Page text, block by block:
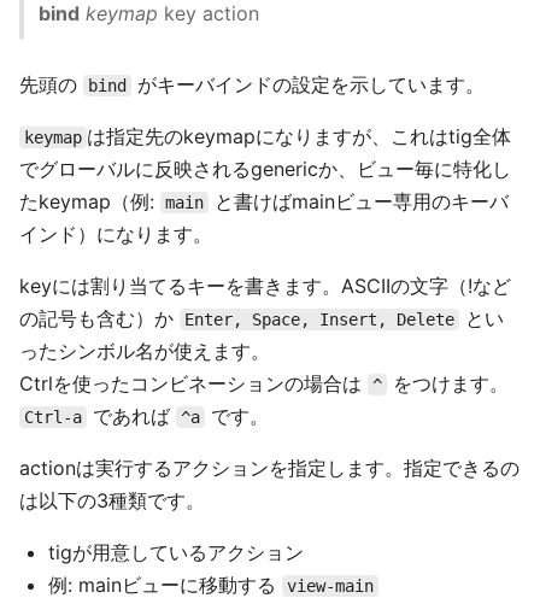
bind keymap key action
先頭の bind がキーバインドの設定を示しています。
keymap は指定先のkeymapになりますが、これはtig全体
でグローバルに反映されるgenericか、ビュー毎に特化し
たkeymap（例: main
と書けばmainビュー専用のキーバ
インド）になります。
keyには割り当てるキーを書きます。ASCIIの文字（!など
の記号も含む）か
Enter, Space, Insert, Delete
とい
ったシンボル名が使えます。
Ctrlを使ったコンビネーションの場合は
^ をつけます。
Ctrl-a であれば ^a です。
actionは実行するアクションを指定します。指定できるの
は以下の3種類です。
tigが用意しているアクション
例: mainビューに移動する
view-main